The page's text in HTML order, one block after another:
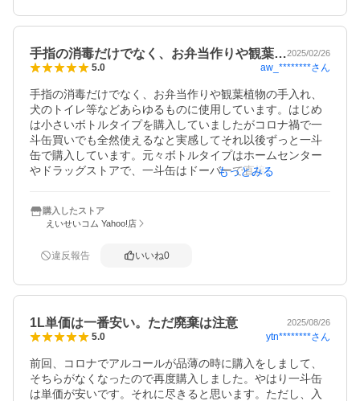
さんです(^^)オススメします☆
手指の消毒だけでなく、お弁当作りや観葉…2025/02/26
5.0 aw_********さん
手指の消毒だけでなく、お弁当作りや観葉植物の手入れ、
犬のトイレ等などあらゆるものに使用しています。はじめ
は小さいボトルタイプを購入していましたがコロナ禍で一
斗缶買いでも全然使えるなと実感してそれ以後ずっと一斗
缶で購入しています。元々ボトルタイプはホームセンター
やドラッグストアで、一斗缶はドーバーで直接購入してい
ここより数百円安いところも見つけて購入したこともあり
ましたが梱包や缶のキレイさを考えるとやはりこちらがい
以前、他で缶が潰れていたり錆びていたりしたものが送ら
だけるほうがありがたいです。
もっとみる
購入したストア
えいせいコム Yahoo!店
違反報告 いいね0
1L単価は一番安い。ただ廃棄は注意 2025/08/26
5.0 ytn********さん
前回、コロナでアルコールが品薄の時に購入をしまして、
そちらがなくなったので再度購入しました。やはり一斗缶
は単価が安いです。それに尽きると思います。ただし、入